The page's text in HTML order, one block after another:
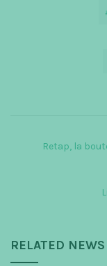
Retap, la
RELATED NEWS